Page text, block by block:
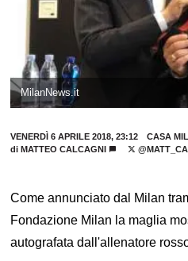
MilanNews.it
VENERDÌ 6 APRILE 2018, 23:12
CASA
di MATTEO CALCAGNI
Come annunciato dal Milan
Fondazione Milan la maglia
autografata dall'allenatore